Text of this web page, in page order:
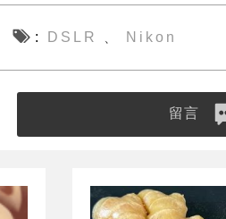
DSLR Nikon
留言